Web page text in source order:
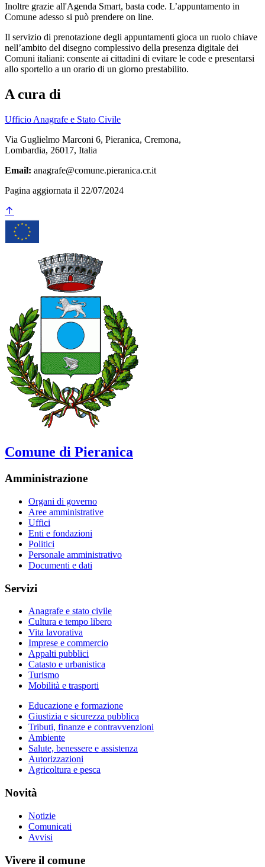
Inoltre grazie all'Agenda Smart, basta code. L’appuntamento in
Comune adesso si può prendere on line.
Il servizio di prenotazione degli appuntamenti gioca un ruolo chiave
nell’ambito del disegno complessivo della presenza digitale dei
Comuni italiani: consente ai cittadini di evitare le code e presentarsi
allo sportello a un orario di un giorno prestabilito.
A cura di
Ufficio Anagrafe e Stato Civile
Via Guglielmo Marconi 6, Pieranica, Cremona,
Lombardia, 26017, Italia
Email: anagrafe@comune.pieranica.cr.it
Pagina aggiornata il 22/07/2024
Comune di Pieranica
Amministrazione
Organi di governo
Aree amministrative
Uffici
Enti e fondazioni
Politici
Personale amministrativo
Documenti e dati
Servizi
Anagrafe e stato civile
Cultura e tempo libero
Vita lavorativa
Imprese e commercio
Appalti pubblici
Catasto e urbanistica
Turismo
Mobilità e trasporti
Educazione e formazione
Giustizia e sicurezza pubblica
Tributi, finanze e contravvenzioni
Ambiente
Salute, benessere e assistenza
Autorizzazioni
Agricoltura e pesca
Novità
Notizie
Comunicati
Avvisi
Vivere il comune